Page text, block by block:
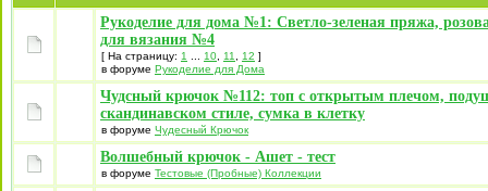
Рукоделие для дома №1: Светло-зеленая пряжа,
для вязания №4
[ На страницу: 1 10 11 12 ]
в форуме Рукоделие для Дома
Чудсный крючок №112: топ с открытым плечом,
скандинавском стиле, сумка в клетку
в форуме Чудесный Крючок
Волшебный крючок - Ашет - тест
в форуме Тестовые (Пробные) Коллекции